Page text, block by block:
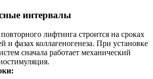
интервалы
лифтинга строится на сроках
и фазах коллагеногенеза. При установке
сначала работает механический